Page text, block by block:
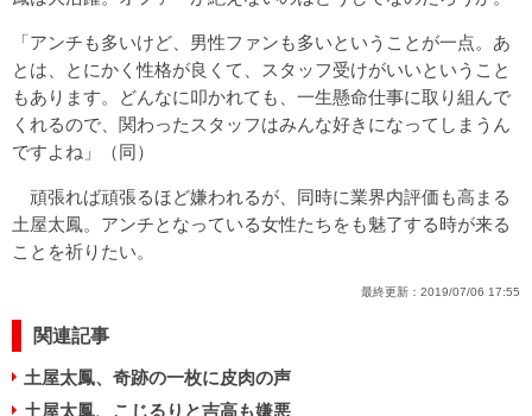
「アンチも多いけど、男性ファンも多いということが一点。あ
とは、とにかく性格が良くて、スタッフ受けがいいということ
もあります。どんなに叩かれても、一生懸命仕事に取り組んで
くれるので、関わったスタッフはみんな好きになってしまうん
ですよね」（同）
頑張れば頑張るほど嫌われるが、同時に業界内評価も高まる
土屋太鳳。アンチとなっている女性たちをも魅了する時が来る
ことを祈りたい。
最終更新： 2019/07/06 17:55
関連記事
土屋太鳳、奇跡の一枚に皮肉の声
土屋太鳳、こじるりと吉高も嫌悪